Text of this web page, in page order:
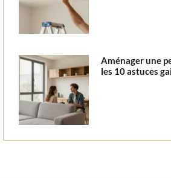
Aménager une
les 10 astuces